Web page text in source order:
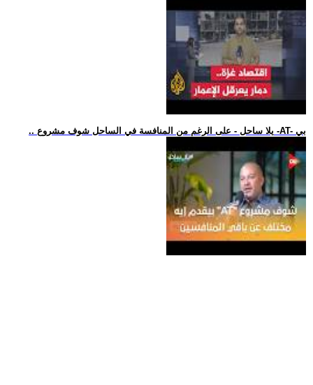
.. يلا ساحل - على الرغم من المنافسة في الساحل شوف مشروع -AT- بي